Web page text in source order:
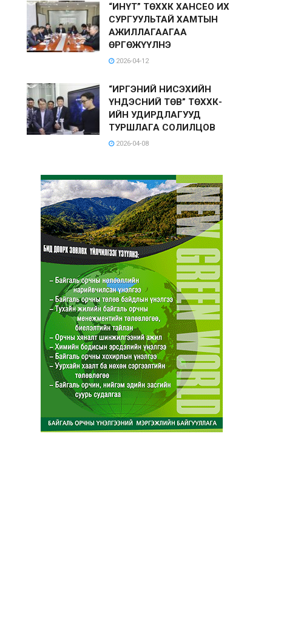
“ИНҮТ” ТӨХХК ХАНСЕО ИХ
СУРГУУЛЬТАЙ ХАМТЫН
АЖИЛЛАГААГАА
ӨРГӨЖҮҮЛНЭ
2026-04-12
“ИРГЭНИЙ НИСЭХИЙН
ҮНДЭСНИЙ ТӨВ” ТӨХХК-
ИЙН УДИРДЛАГУУД
ТУРШЛАГА СОЛИЛЦОВ
2026-04-08